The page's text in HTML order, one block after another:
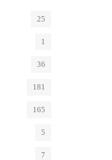
25
1
36
181
165
5
7